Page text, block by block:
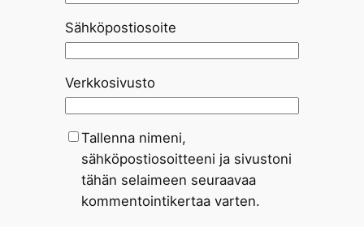
Sähköpostiosoite
Verkkosivusto
Tallenna nimeni,
sähköpostiosoitteeni ja sivustoni
tähän selaimeen seuraavaa
kommentointikertaa varten.